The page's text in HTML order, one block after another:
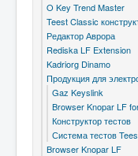
O Key Trend Master
Teest Classic
Редактор Аврора
Rediska LF Extension
Kadriorg Dinamo
Продукция для
Gaz Keyslink
Browser Knopar LF
Конструктор тестов
Система тестов
Browser Knopar LF